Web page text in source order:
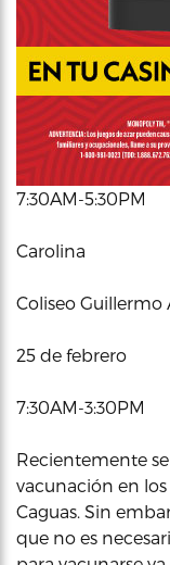
7:30AM-5:30PM
Carolina
Coliseo Guillermo
25 de febrero
7:30AM-3:30PM
Recientemente
vacunación en
Caguas. Sin
que no es